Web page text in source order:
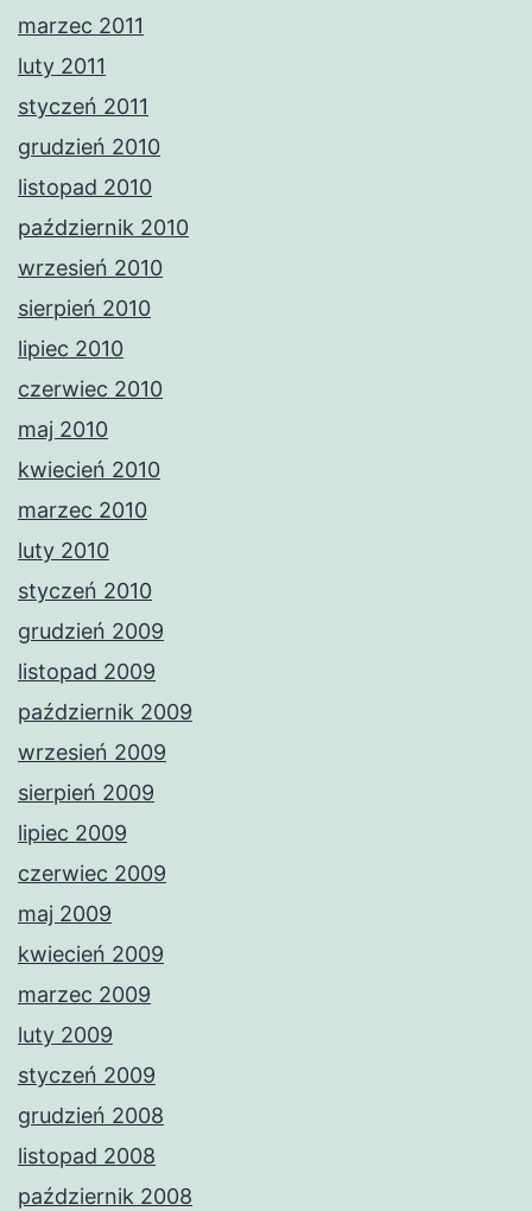
marzec 2011
luty 2011
styczeń 2011
grudzień 2010
listopad 2010
październik 2010
wrzesień 2010
sierpień 2010
lipiec 2010
czerwiec 2010
maj 2010
kwiecień 2010
marzec 2010
luty 2010
styczeń 2010
grudzień 2009
listopad 2009
październik 2009
wrzesień 2009
sierpień 2009
lipiec 2009
czerwiec 2009
maj 2009
kwiecień 2009
marzec 2009
luty 2009
styczeń 2009
grudzień 2008
listopad 2008
październik 2008